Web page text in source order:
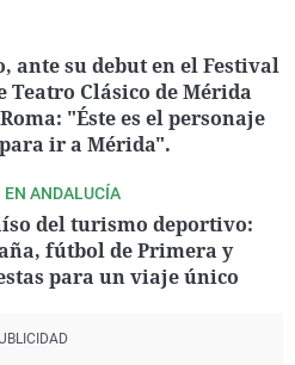
ante su debut en el Festival
Clásico de Mérida
"Éste es el personaje
ir a Mérida".
EN ANDALUCÍA
del turismo deportivo:
fútbol de Primera y
para un viaje único